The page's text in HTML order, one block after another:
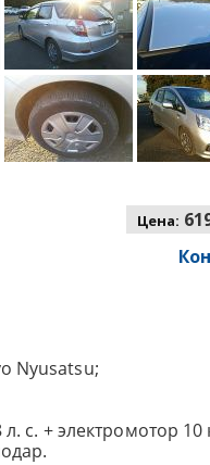
Цена:
Nyusatsu;
с. + электромотор 10